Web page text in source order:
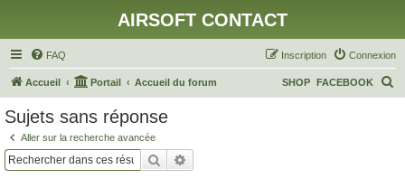
AIRSOFT CONTACT
FAQ Connexion
Inscription
Accueil Portail Accueil du forum FACEBOOK
SHOP
Sujets sans réponse
Aller sur la recherche avancée
Rechercher